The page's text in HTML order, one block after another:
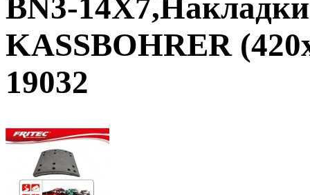
BN3-
KASSBOHRER
19032